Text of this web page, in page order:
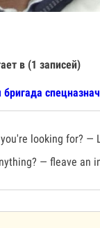
в (1 записей)
looking for? —
— fleave an